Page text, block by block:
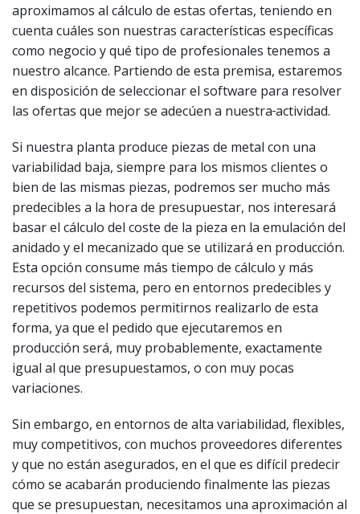
aproximamos al cálculo de estas ofertas, teniendo en
cuenta cuáles son nuestras características específicas
como negocio y qué tipo de profesionales tenemos a
nuestro alcance. Partiendo de esta premisa, estaremos
en disposición de seleccionar el software para resolver
las ofertas que mejor se adecúen a nuestra actividad.
Si nuestra planta produce piezas de metal con una
variabilidad baja, siempre para los mismos clientes o
bien de las mismas piezas, podremos ser mucho más
predecibles a la hora de presupuestar, nos interesará
basar el cálculo del coste de la pieza en la emulación del
anidado y el mecanizado que se utilizará en producción.
Esta opción consume más tiempo de cálculo y más
recursos del sistema, pero en entornos predecibles y
repetitivos podemos permitirnos realizarlo de esta
forma, ya que el pedido que ejecutaremos en
producción será, muy probablemente, exactamente
igual al que presupuestamos, o con muy pocas
variaciones.
Sin embargo, en entornos de alta variabilidad, flexibles,
muy competitivos, con muchos proveedores diferentes
y que no están asegurados, en el que es difícil predecir
cómo se acabarán produciendo finalmente las piezas
que se presupuestan, necesitamos una aproximación al